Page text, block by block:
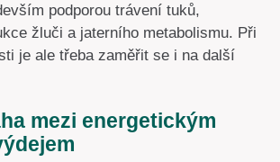
podporou trávení tuků,
žluči a jaterního metabolismu. Při
je ale třeba zaměřit se i na další
mezi energetickým